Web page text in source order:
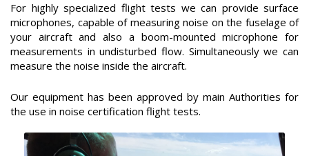
For highly specialized flight tests we can provide surface
microphones, capable of measuring noise on the fuselage of
your aircraft and also a boom-mounted microphone for
measurements in undisturbed flow. Simultaneously we can
measure the noise inside the aircraft.
Our equipment has been approved by main Authorities for
the use in noise certification flight tests.